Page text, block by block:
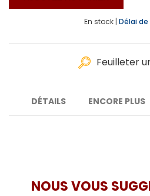
En stock | Délai
Feuilleter
DÉTAILS ENCORE PLUS
NOUS VOUS